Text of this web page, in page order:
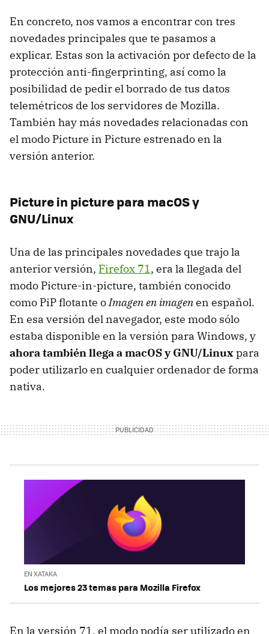
En concreto, nos vamos a encontrar con tres
novedades principales que te pasamos a
explicar. Estas son la activación por defecto de la
protección anti-fingerprinting, así como la
posibilidad de pedir el borrado de tus datos
telemétricos de los servidores de Mozilla.
También hay más novedades relacionadas con
el modo Picture in Picture estrenado en la
versión anterior.
Picture in picture para macOS y
GNU/Linux
Una de las principales novedades que trajo la
anterior versión, Firefox 71, era la llegada del
modo Picture-in-picture, también conocido
como PiP flotante oImagen en imagenen español.
En esa versión del navegador, este modo sólo
estaba disponible en la versión para Windows, y
ahora también llega a macOS y GNU/Linuxpara
poder utilizarlo en cualquier ordenador de forma
nativa.
EN XATAKA
Los mejores 23 temas para Mozilla Firefox
En la versión 71, el modo podía ser utilizado en